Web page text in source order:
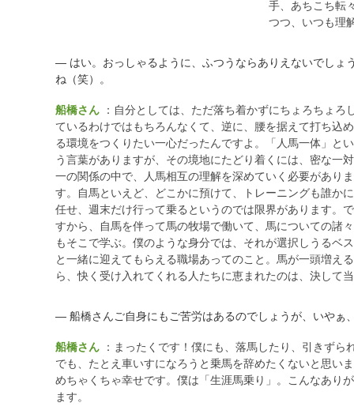
手、あちこち転
つつ、いつも理
― はい。おっしゃるように、ふつうならありえないでしょ
ね（笑）。
船橋さん ：自分としては、ただ落ち着かずにちょろちょろ
ているわけではもちろんなくて、逆に、腰を据えて打ち込め
る環境をつくりたい一心だったんですよ。「人馬一体」とい
う言葉がありますが、その境地にたどり着くには、密な一対
一の関係の中で、人馬相互の理解を深めていく必要がありま
す。自馬といえど、どこかに預けて、トレーニングも誰かに
任せ、週末だけ行って乗るというのでは限界があります。で
すから、自馬を伴って馬の牧場で働いて、馬についての諸々
もそこで学ぶ。僕のような身分では、それが選択しうるベ
と一緒に迎えてもらえる職場あってのこと。馬が一頭増え
ら、快く受け入れてくれる人たちに恵まれたのは、決して
― 船橋さんご自身にもご苦労はあるのでしょうが、いやぁ
船橋さん ：まったくです！僕にも、落馬したり、引きず
でも、たとえ車いすになろうと乗馬を辞めたくないと思い
めちゃくちゃ幸せです。僕は「生涯馬乗り」。こんなあり
ます。